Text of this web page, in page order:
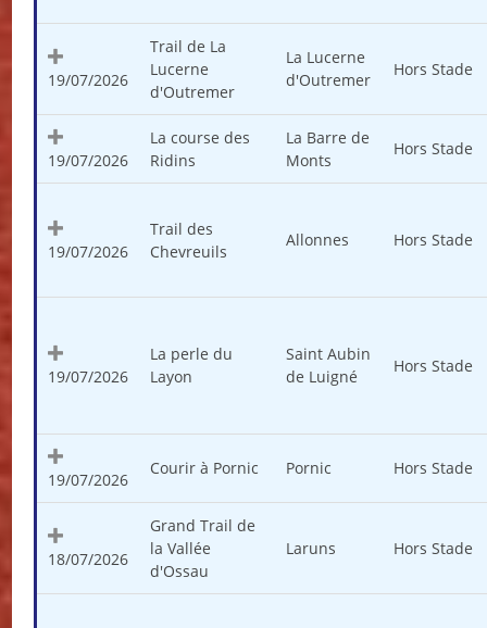
19/07/2026
Trail de La
Lucerne
d'Outremer
La Lucerne
d'Outremer
Hors Stade
19/07/2026
La course des
Ridins
La Barre de
Monts
Hors Stade
19/07/2026
Trail des
Chevreuils
Allonnes Hors Stade
19/07/2026
La perle du
Layon
Saint Aubin
de Luigné
Hors Stade
19/07/2026
Courir à Pornic Pornic Hors Stade
18/07/2026
Grand Trail de
la Vallée
d'Ossau
Laruns Hors Stade